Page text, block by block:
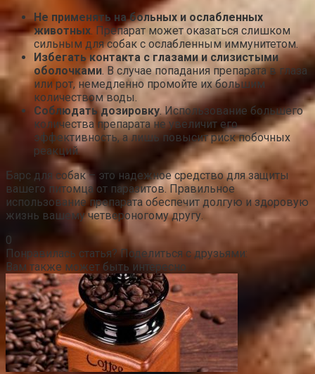
Не применять на больных и ослабленных
животных. Препарат может оказаться слишком
сильным для собак с ослабленным иммунитетом.
Избегать контакта с глазами и слизистыми
оболочками. В случае попадания препарата в глаза
или рот, немедленно промойте их большим
количеством воды.
Соблюдать дозировку. Использование большего
количества препарата не увеличит его
эффективность, а лишь повысит риск побочных
реакций.
Барс для собак – это надежное средство для защиты
вашего питомца от паразитов. Правильное
использование препарата обеспечит долгую и здоровую
жизнь вашему четвероногому другу.
0
Понравилась статья? Поделиться с друзьями:
Вам также может быть интересно